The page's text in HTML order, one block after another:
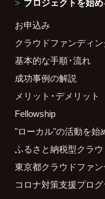
お申込み
クラウドファンディ
基本的な手順・流れ
成功事例の解説
メリット・デメリット
Fellowship
"ローカル"の活動を始
ふるさと納税型クラ
東京都クラウドファ
コロナ対策支援プロ